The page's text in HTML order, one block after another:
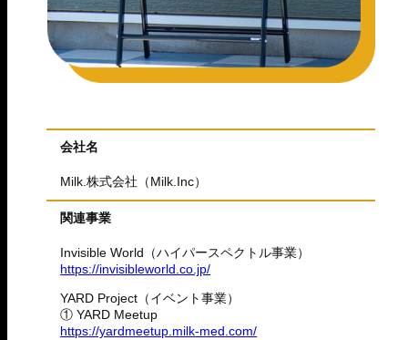
会社名
Milk.株式会社（Milk.Inc）
関連事業
Invisible World（ハイパースペクトル事業）
https://invisibleworld.co.jp/
YARD Project（イベント事業）
① YARD Meetup
https://yardmeetup.milk-med.com/